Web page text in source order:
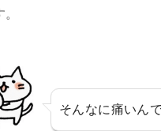
そんなに痛いん